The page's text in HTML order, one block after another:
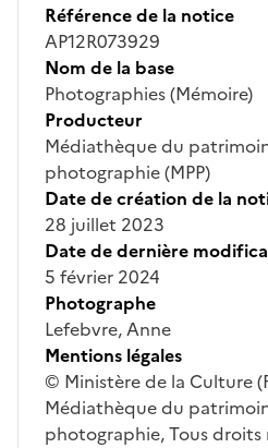
Référence de la notice
AP12R073929
Nom de la base
Photographies (Mémoire)
Producteur
Médiathèque du
photographie (MPP)
Date de création de la
28 juillet 2023
Date de dernière
5 février 2024
Photographe
Lefebvre, Anne
Mentions légales
© Ministère de la Culture
Médiathèque du
photographie, Tous droits